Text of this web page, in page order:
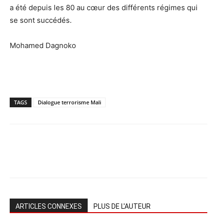
a été depuis les 80 au cœur des différents régimes qui
se sont succédés.
Mohamed Dagnoko
TAGS Dialogue terrorisme Mali
ARTICLES CONNEXES PLUS DE L'AUTEUR